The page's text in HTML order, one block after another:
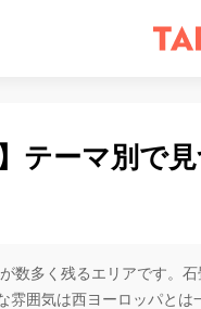
テーマ別で
数多く残るエリアです。石
囲気は西ヨーロッパとは